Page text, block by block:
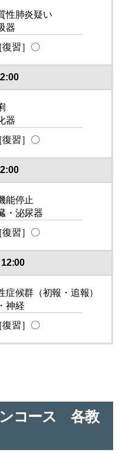
性肺炎疑い
器
習］〇
器
習］〇
能停止
・泌尿器
習］〇
候群（初報・追報）
神経
習］〇
ンコース 各教